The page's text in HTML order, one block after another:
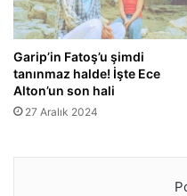
Garip’in Fatoş’u şimdi
tanınmaz halde! İşte Ece
Alton’un son hali
27 Aralık 2024